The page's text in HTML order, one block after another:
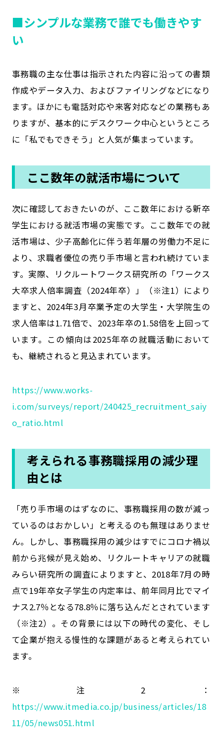
■シンプルな業務で誰でも働きやす
い
事務職の主な仕事は指示された内容に沿っての書類
作成やデータ入力、およびファイリングなどになり
ます。ほかにも電話対応や来客対応などの業務もあ
りますが、基本的にデスクワーク中心というところ
に「私でもできそう」と人気が集まっています。
ここ数年の就活市場について
次に確認しておきたいのが、ここ数年における新卒
学生における就活市場の実態です。ここ数年での就
活市場は、少子高齢化に伴う若年層の労働力不足に
より、求職者優位の売り手市場と言われ続けていま
す。実際、リクルートワークス研究所の「ワークス
大卒求人倍率調査（2024年卒）」（※注1）により
ますと、2024年3月卒業予定の大学生・大学院生の
求人倍率は1.71倍で、2023年卒の1.58倍を上回って
います。この傾向は2025年卒の就職活動において
も、継続されると見込まれています。
https://www.works-
i.com/surveys/report/240425_recruitment_saiy
o_ratio.html
考えられる事務職採用の減少理
由とは
「売り手市場のはずなのに、事務職採用の数が減っ
ているのはおかしい」と考えるのも無理はありませ
ん。しかし、事務職採用の減少はすでにコロナ禍以
前から兆候が見え始め、リクルートキャリアの就職
みらい研究所の調査によりますと、2018年7月の時
点で19年卒女子学生の内定率は、前年同月比でマイ
ナス2.7％となる78.8％に落ち込んだとされています
（※注2）。その背景には以下の時代の変化、そし
て企業が抱える慢性的な課題があると考えられてい
ます。
※注2：
https://www.itmedia.co.jp/business/articles/18
11/05/news051.html